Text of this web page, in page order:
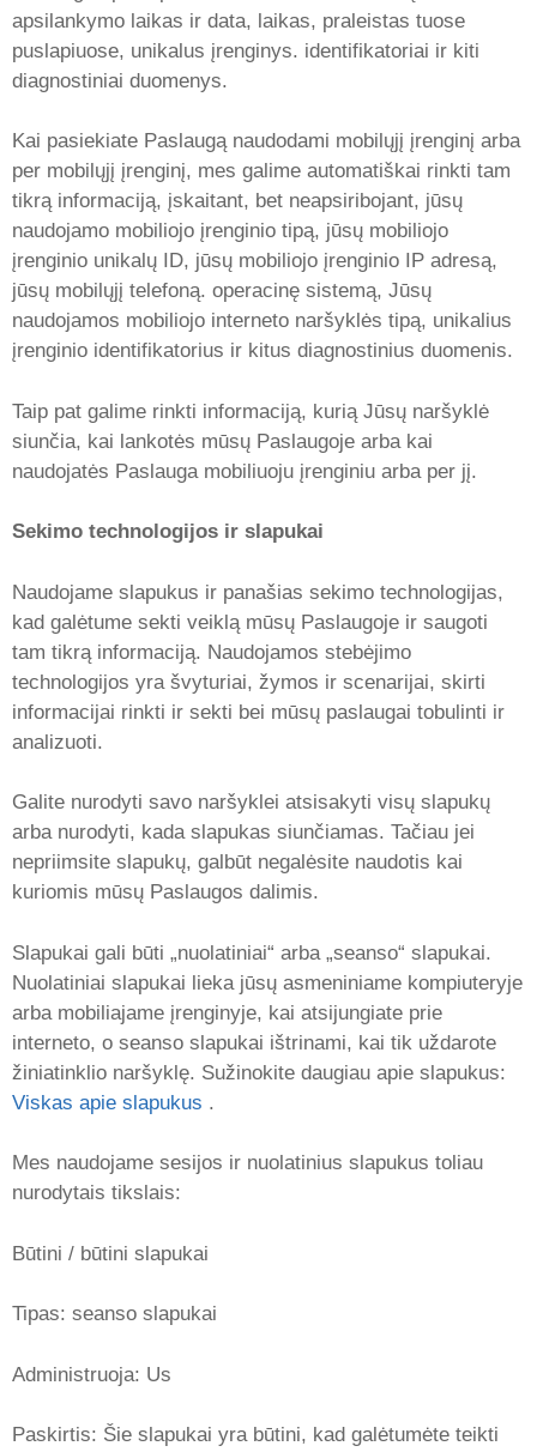
apsilankymo laikas ir data, laikas, praleistas tuose
puslapiuose, unikalus įrenginys. identifikatoriai ir kiti
diagnostiniai duomenys.
Kai pasiekiate Paslaugą naudodami mobilųjį įrenginį arba
per mobilųjį įrenginį, mes galime automatiškai rinkti tam
tikrą informaciją, įskaitant, bet neapsiribojant, jūsų
naudojamo mobiliojo įrenginio tipą, jūsų mobiliojo
įrenginio unikalų ID, jūsų mobiliojo įrenginio IP adresą,
jūsų mobilųjį telefoną. operacinę sistemą, Jūsų
naudojamos mobiliojo interneto naršyklės tipą, unikalius
įrenginio identifikatorius ir kitus diagnostinius duomenis.
Taip pat galime rinkti informaciją, kurią Jūsų naršyklė
siunčia, kai lankotės mūsų Paslaugoje arba kai
naudojatės Paslauga mobiliuoju įrenginiu arba per jį.
Sekimo technologijos ir slapukai
Naudojame slapukus ir panašias sekimo technologijas,
kad galėtume sekti veiklą mūsų Paslaugoje ir saugoti
tam tikrą informaciją. Naudojamos stebėjimo
technologijos yra švyturiai, žymos ir scenarijai, skirti
informacijai rinkti ir sekti bei mūsų paslaugai tobulinti ir
analizuoti.
Galite nurodyti savo naršyklei atsisakyti visų slapukų
arba nurodyti, kada slapukas siunčiamas. Tačiau jei
nepriimsite slapukų, galbūt negalėsite naudotis kai
kuriomis mūsų Paslaugos dalimis.
Slapukai gali būti „nuolatiniai“ arba „seanso“ slapukai.
Nuolatiniai slapukai lieka jūsų asmeniniame kompiuteryje
arba mobiliajame įrenginyje, kai atsijungiate prie
interneto, o seanso slapukai ištrinami, kai tik uždarote
žiniatinklio naršyklę. Sužinokite daugiau apie slapukus:
Viskas apie slapukus .
Mes naudojame sesijos ir nuolatinius slapukus toliau
nurodytais tikslais:
Būtini / būtini slapukai
Tipas: seanso slapukai
Administruoja: Us
Paskirtis: Šie slapukai yra būtini, kad galėtumėte teikti